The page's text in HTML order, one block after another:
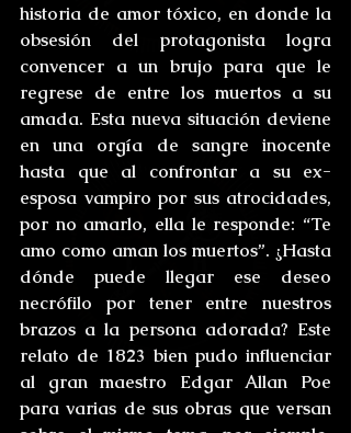
historia de amor tóxico, en donde la
obsesión del protagonista logra
convencer a un brujo para que le
regrese de entre los muertos a su
amada. Esta nueva situación deviene
en una orgía de sangre inocente
hasta que al confrontar a su ex-
esposa vampiro por sus atrocidades,
por no amarlo, ella le responde: “Te
amo como aman los muertos”. ¿Hasta
dónde puede llegar ese deseo
necrófilo por tener entre nuestros
brazos a la persona adorada? Este
relato de 1823 bien pudo influenciar
al gran maestro Edgar Allan Poe
para varias de sus obras que versan